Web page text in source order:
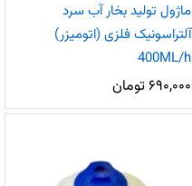
ماژول تولید بخار آب سرد
آلتراسونیک فلزی (اتومیزر)
400ML/h
۶۹۰,۰۰۰ تومان